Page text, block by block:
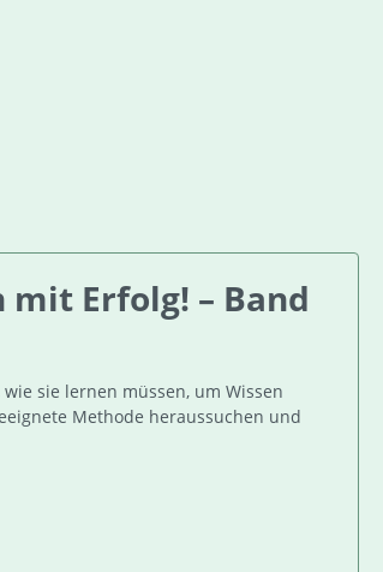
Erfolg! – Band
sie lernen müssen, um Wissen
Methode heraussuchen und